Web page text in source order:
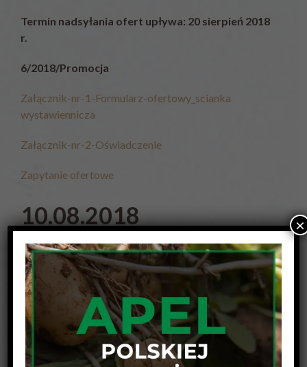
Termin nadsyłania ofert upływa: 20 sierpień 2018
r.
6/2018/Promocja
Załącznik-nr-1-Formularz-ofertowy_scianka
wystawiennicza
Załącznik-nr-2-Oświadczenie
Zapytanie ofertowe
10.08.2018
W związku z realizacją projektu„Działania
promocyjne mające na celu zwiększenie spożycia
ziemniaków”
realizowanego w ramach wsparcia
Funduszu Promocji Owoców i Warzyw,
Stowarzyszenie Polski Ziemniak zaprasza do złożenia
ofert na realizację przedmiotu zamówienia w ramach
zapytań ofertowych nr 7/2018/Promocja;
×